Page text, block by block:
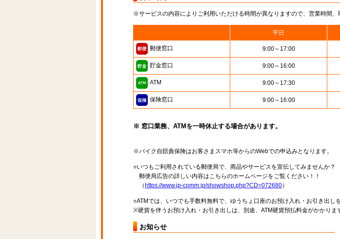
※サービスの内容によりご利用いただける時間が異なりますので、営業時間
平日
郵便窓口 9:00～17:00
貯金窓口 9:00～16:00
ATM 9:00～17:30
保険窓口 9:00～16:00
※ 窓口業務、ATMを一時休止する場合があります。
※バイク自賠責保険はお客さまスマホ等からのWebでの申込みとなります。
○いつもご利用されている郵便局で、商品やサービスを宣伝してみませんか？
郵便局広告の詳しい内容はこちらのホームページをご覧ください！！
（ https://www.jp-comm.jp/showshop.php?CD=072680）
○ATMでは、いつでも手数料無料で、ゆうちょ口座のお預け入れ・お引き出し
※硬貨を伴うお預け入れ・お引き出しは、別途、ATM硬貨預払料金がかかりま
お知らせ